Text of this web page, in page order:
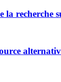
recherche